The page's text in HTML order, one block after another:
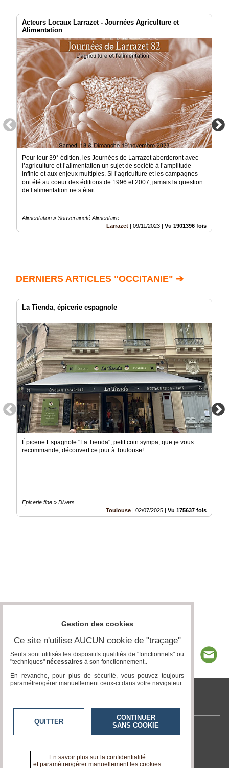
Acteurs Locaux Larrazet - Journées Agriculture et
Alimentation
Pour leur 39° édition, les Journées de Larrazet aborderont avec
l’agriculture et l’alimentation un sujet de société à l’amplitude
infinie et aux enjeux multiples. Si l’agriculture et les campagnes
ont été au coeur des éditions de 1996 et 2007, jamais la question
de l’alimentation ne s’était..
Alimentation » Souveraineté Alimentaire
Larrazet | 09/11/2023 | Vu 1901396 fois
DERNIERS ARTICLES "OCCITANIE" ➔
La Tienda, épicerie espagnole
Épicerie Espagnole "La Tienda", petit coin sympa, que je vous
recommande, découvert ce jour à Toulouse!
Epicerie fine » Divers
Toulouse | 02/07/2025 | Vu 175637 fois
tvlocale.fr
Contactez-nous
A propos de tvlocale.fr
Gestion des cookies
Ce site n'utilise AUCUN cookie de "traçage"
Seuls sont utilisés les dispositifs qualifiés de "fonctionnels" ou
"techniques" nécessaires à son fonctionnement..
En revanche, pour plus de sécurité, vous pouvez toujours
paramétrer/gérer manuellement ceux-ci dans votre navigateur.
QUITTER
CONTINUER
SANS COOKIE
En savoir plus sur la confidentialité
et paramétrer/gérer manuellement les cookies